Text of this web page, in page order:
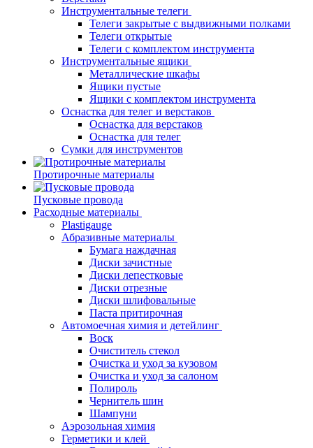
Инструментальные телеги
Телеги закрытые с выдвижными полками
Телеги открытые
Телеги с комплектом инструмента
Инструментальные ящики
Металлические шкафы
Ящики пустые
Ящики с комплектом инструмента
Оснастка для телег и верстаков
Оснастка для верстаков
Оснастка для телег
Сумки для инструментов
Протирочные материалы
Пусковые провода
Расходные материалы
Plastigauge
Абразивные материалы
Бумага наждачная
Диски зачистные
Диски лепестковые
Диски отрезные
Диски шлифовальные
Паста притирочная
Автомоечная химия и детейлинг
Воск
Очиститель стекол
Очистка и уход за кузовом
Очистка и уход за салоном
Полироль
Чернитель шин
Шампуни
Аэрозольная химия
Герметики и клей